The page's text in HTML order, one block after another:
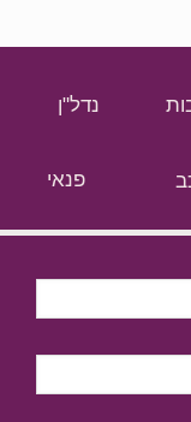
נדל"ן
פנאי